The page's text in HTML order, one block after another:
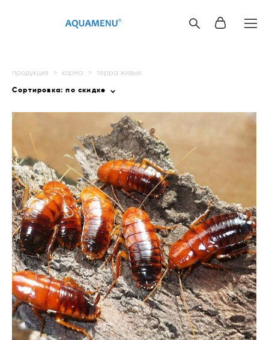
продукция > корма > терра живые
Сортировка: по скидке